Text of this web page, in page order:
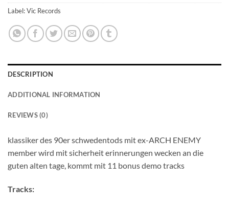
Label: Vic Records
DESCRIPTION
ADDITIONAL INFORMATION
REVIEWS (0)
klassiker des 90er schwedentods mit ex-ARCH ENEMY
member wird mit sicherheit erinnerungen wecken an die
guten alten tage, kommt mit 11 bonus demo tracks
Tracks: